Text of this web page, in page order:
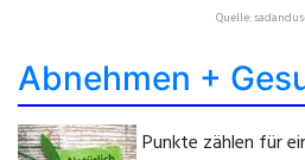
Quelle:
Abnehmen +
Punkte zählen für